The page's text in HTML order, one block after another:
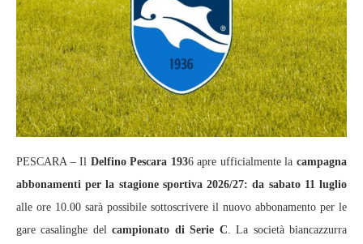
PESCARA – Il Delfino Pescara 1936 apre ufficialmente lacampagna
abbonamenti per la stagione sportiva 2026/27: da sabato 11 luglio
alle ore 10.00 sarà possibile sottoscrivere il nuovo abbonamento per le
gare casalinghe delcampionato di Serie C . La società biancazzurra